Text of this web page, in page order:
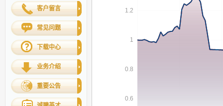
客户留言
常见问题
下载中心
业务介绍
重要公告